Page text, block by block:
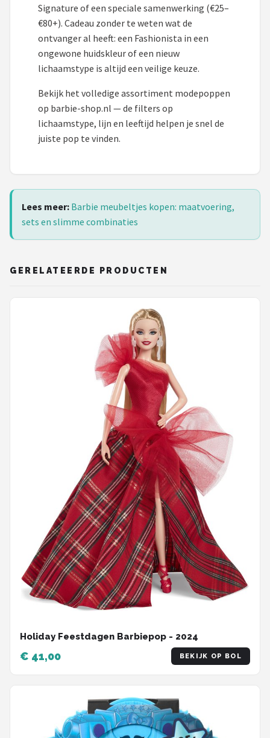
Signature of een speciale samenwerking (€25–
€80+). Cadeau zonder te weten wat de
ontvanger al heeft: een Fashionista in een
ongewone huidskleur of een nieuw
lichaamstype is altijd een veilige keuze.
Bekijk het volledige assortiment modepoppen
op barbie-shop.nl — de filters op
lichaamstype, lijn en leeftijd helpen je snel de
juiste pop te vinden.
Lees meer: Barbie meubeltjes kopen: maatvoering,
sets en slimme combinaties
GERELATEERDE PRODUCTEN
Holiday Feestdagen Barbiepop - 2024
€ 41,00 BEKIJK OP BOL